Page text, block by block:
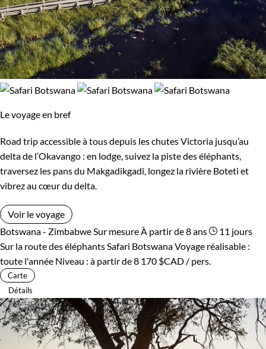
Le voyage en bref
Road trip accessible à tous depuis les chutes Victoria jusqu’au
delta de l’Okavango : en lodge, suivez la piste des éléphants,
traversez les pans du Makgadikgadi, longez la rivière Boteti et
vibrez au cœur du delta.
Voir le voyage
Botswana - Zimbabwe Sur mesure À partir de 8 ans
11 jours
Sur la route des éléphants Safari BotswanaVoyage réalisable :
toute l'année Niveau : à partir de8 170 $CAD / pers.
Carte
Détails